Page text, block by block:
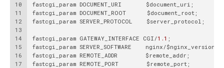
10
11
12
13
14
15
16
17
fastcgi_param DOCUMENT_URI       $document_uri;
fastcgi_param DOCUMENT_ROOT      $document_root;
fastcgi_param SERVER_PROTOCOL    $server_protocol;
fastcgi_param GATEWAY_INTERFACE CGI/1.1 ;
fastcgi_param SERVER_SOFTWARE    nginx/$nginx_version;
fastcgi_param REMOTE_ADDR        $remote_addr;
fastcgi_param REMOTE_PORT        $remote_port;